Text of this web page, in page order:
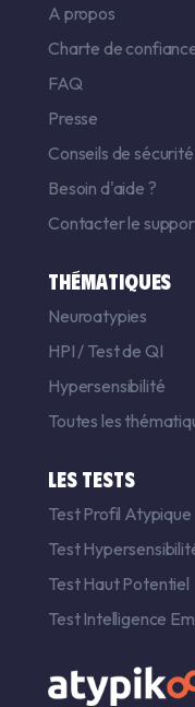
A propos
Charte de
FAQ
Presse
Conseils de sécurité
Besoin d'aide ?
Contacter le
THÉMATIQUES
Neuroatypies
HPI / Test de QI
Hypersensibilité
Toutes les
LES TESTS
Test Profil Atypique
Test
Test Haut Potentiel
Test Intelligence